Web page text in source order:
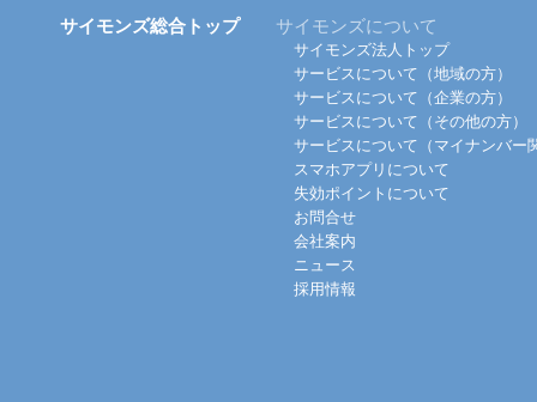
サイモンズ総合トップ サイモンズについて
サイモンズ法人トップ
サービスについて（地域の方）
サービスについて（企業の方）
サービスについて（その他の方）
サービスについて（マイナンバー
スマホアプリについて
失効ポイントについて
お問合せ
会社案内
ニュース
採用情報